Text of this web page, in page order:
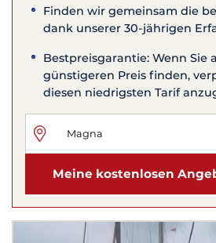
Finden wir gemeinsam die
dank unserer 30-jährigen
Bestpreisgarantie: Wenn Sie
günstigeren Preis finden,
diesen niedrigsten Tarif
Meine kostenlosen